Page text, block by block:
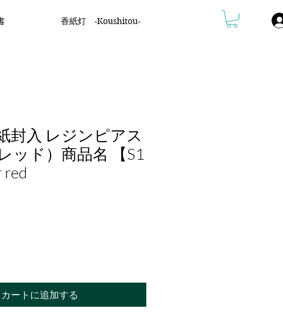
香紙灯 -Koushitou-
封入 レジンピアス
ッド）商品名 【S1
red
カートに追加する